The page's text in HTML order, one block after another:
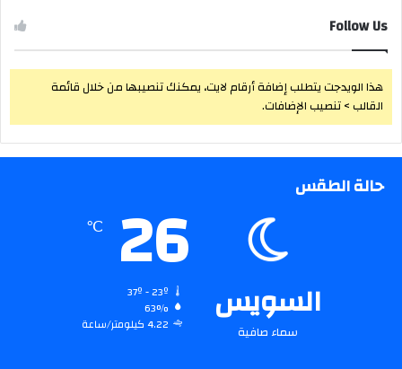
Follow Us
هذا الويدجت يتطلب إضافة أرقام لايت، يمكنك تنصيبها من خلال قائمة
القالب > تنصيب الإضافات.
حالة الطقس
السويس
سماء صافية
26
℃
63%
4.22 كيلومتر/ساعة